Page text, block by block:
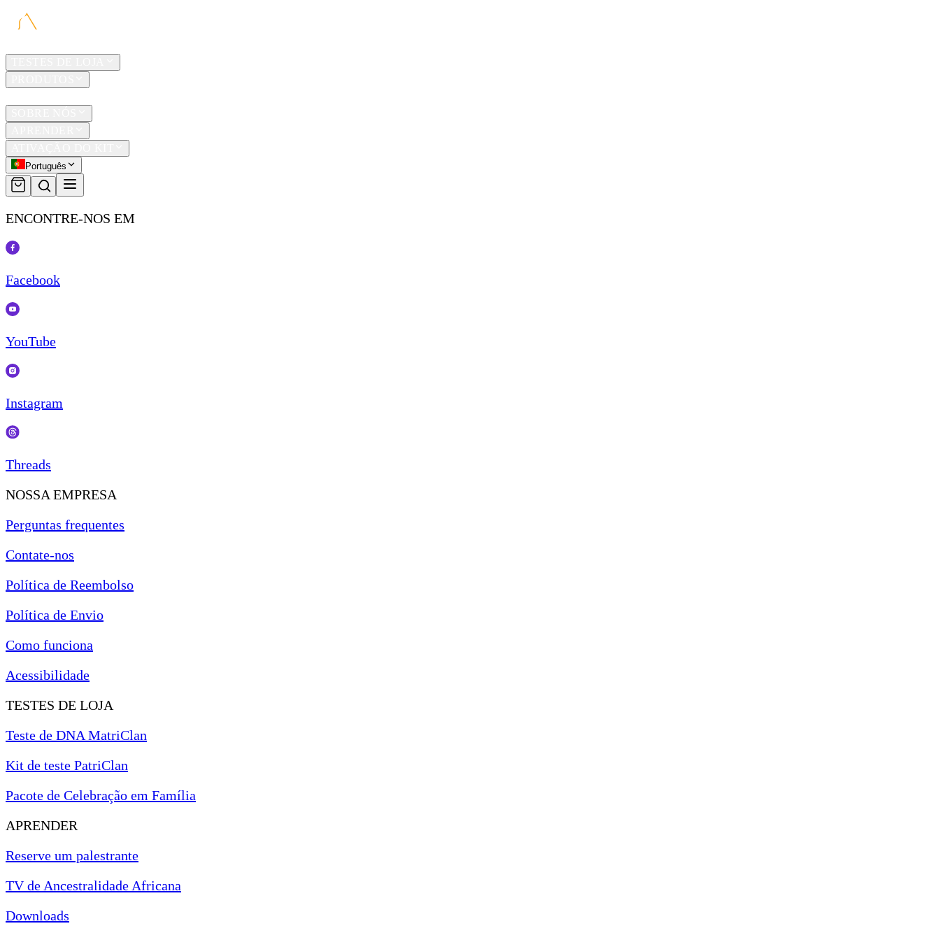
Português
ENCONTRE-NOS EM
Facebook
YouTube
Instagram
Threads
NOSSA EMPRESA
Perguntas frequentes
Contate-nos
Política de Reembolso
Política de Envio
Como funciona
Acessibilidade
TESTES DE LOJA
Teste de DNA MatriClan
Kit de teste PatriClan
Pacote de Celebração em Família
APRENDER
Reserve um palestrante
TV de Ancestralidade Africana
Downloads